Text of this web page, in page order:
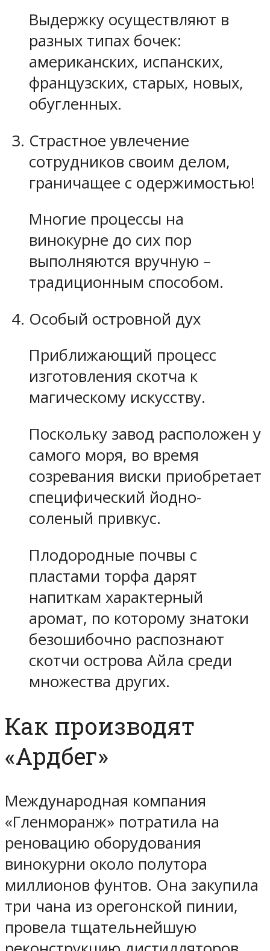
Выдержку осуществляют в
разных типах бочек:
американских, испанских,
французских, старых, новых,
обугленных.
Страстное увлечение
сотрудников своим делом,
граничащее с одержимостью!
Многие процессы на
винокурне до сих пор
выполняются вручную –
традиционным способом.
Особый островной дух
Приближающий процесс
изготовления скотча к
магическому искусству.
Поскольку завод расположен у
самого моря, во время
созревания виски приобретает
специфический йодно-
соленый привкус.
Плодородные почвы с
пластами торфа дарят
напиткам характерный
аромат, по которому знатоки
безошибочно распознают
скотчи острова Айла среди
множества других.
Как производят
«Ардбег»
Международная компания
«Гленморанж» потратила на
реновацию оборудования
винокурни около полутора
миллионов фунтов. Она закупила
три чана из орегонской пинии,
провела тщательнейшую